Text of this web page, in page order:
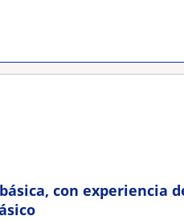
con experiencia